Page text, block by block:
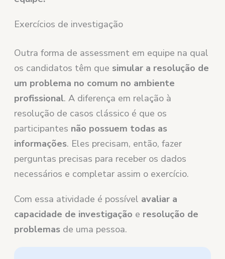
Exercícios de investigação
Outra forma de assessment em equipe na qual
os candidatos têm que simular a resolução de
um problema no comum no ambiente
profissional. A diferença em relação à
resolução de casos clássico é que os
participantes não possuem todas as
informações. Eles precisam, então, fazer
perguntas precisas para receber os dados
necessários e completar assim o exercício.
Com essa atividade é possível avaliar a
capacidade de investigação e resolução de
problemas de uma pessoa.